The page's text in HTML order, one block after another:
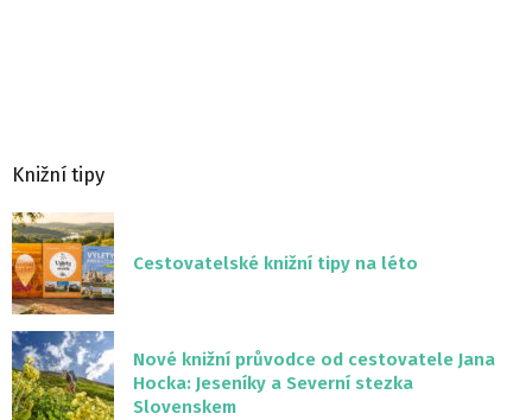
Knižní tipy
Cestovatelské knižní tipy na léto
Nové knižní průvodce od cestovatele Jana
Hocka: Jeseníky a Severní stezka
Slovenskem